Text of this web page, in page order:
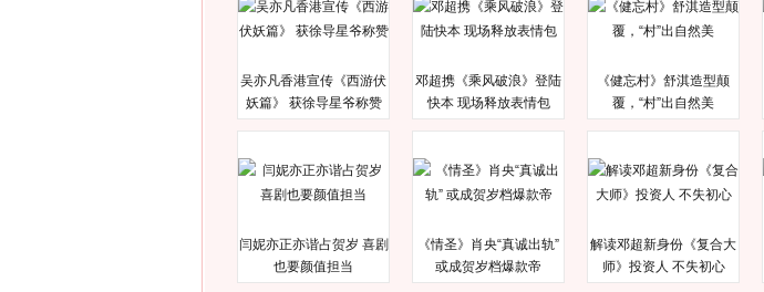
吴亦凡香港宣传《西游伏
妖篇》 获徐导星爷称赞
邓超携《乘风破浪》登陆
快本 现场释放表情包
《健忘村》舒淇造型颠
覆，“村”出自然美
闫妮亦正亦谐占贺岁 喜剧
也要颜值担当
《情圣》肖央“真诚出轨”
或成贺岁档爆款帝
解读邓超新身份《复合大
师》投资人 不失初心